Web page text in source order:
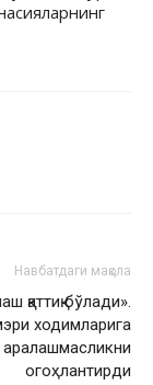
Навбатдаги мақола
қаттиқ бўлади».
ходимларига
аралашмасликни
огоҳлантирди